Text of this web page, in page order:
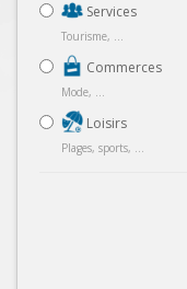
Services
Tourisme, ...
Commerces
Mode, ...
Loisirs
Plages, sports, ...